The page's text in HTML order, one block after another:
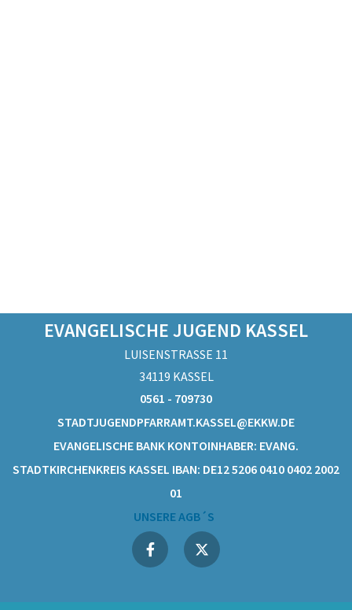
EVANGELISCHE JUGEND KASSEL
LUISENSTRASSE 11
34119 KASSEL
0561 - 709730
STADTJUGENDPFARRAMT.KASSEL@EKKW.DE
EVANGELISCHE BANK KONTOINHABER: EVANG.
STADTKIRCHENKREIS KASSEL IBAN: DE12 5206 0410 0402 2002
01
UNSERE AGB´S